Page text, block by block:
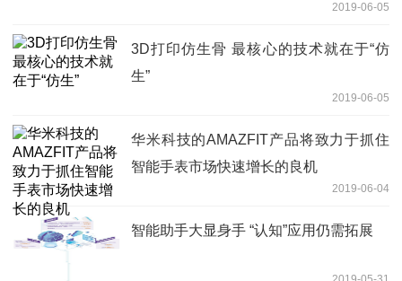
2019-06-05
3D打印仿生骨 最核心的技术就在于“仿
生”
2019-06-05
华米科技的AMAZFIT产品将致力于抓住
智能手表市场快速增长的良机
2019-06-04
智能助手大显身手 “认知”应用仍需拓展